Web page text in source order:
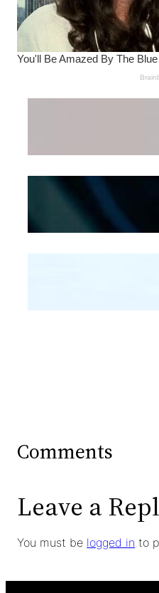
Comments
Leave a
You must be logged in to